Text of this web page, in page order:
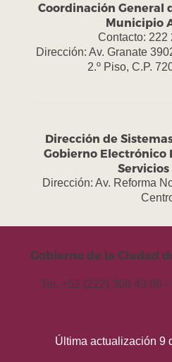
Coordinación General
Municipio
Contacto: 222
Dirección: Av. Granate
2.º Piso, C.P.
Dirección de
Gobierno Electrónico
Servicios
Dirección: Av. Reforma
Gobierno de la Ciudad
Tel. +52 (222) 309 43 00
Última actualización 9